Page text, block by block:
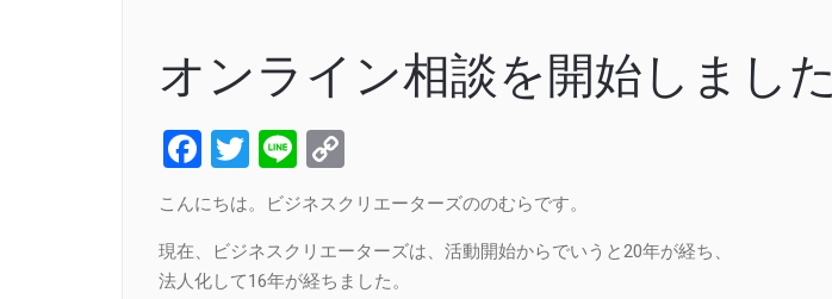
オンライン相談を開始しました
Facebook
Twitter
Line
Link
こんにちは。ビジネスクリエーターズののむらです。
現在、ビジネスクリエーターズは、活動開始からでいうと20年が経ち、
法人化して16年が経ちました。